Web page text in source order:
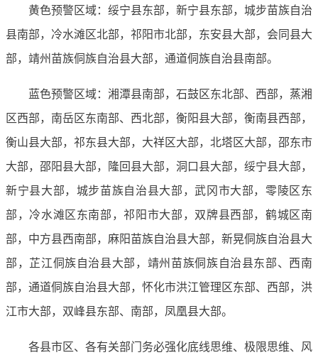
黄色预警区域：绥宁县东部，新宁县东部，城步苗族自治
县南部，冷水滩区北部，祁阳市北部，东安县大部，会同县大
部，靖州苗族侗族自治县大部，通道侗族自治县南部。
蓝色预警区域：湘潭县南部，石鼓区东北部、西部，蒸湘
区西部，南岳区东南部、西北部，衡阳县大部，衡南县西部，
衡山县大部，祁东县大部，大祥区大部，北塔区大部，邵东市
大部，邵阳县大部，隆回县大部，洞口县大部，绥宁县大部，
新宁县大部，城步苗族自治县大部，武冈市大部，零陵区东
部，冷水滩区东南部，祁阳市大部，双牌县西部，鹤城区南
部，中方县西南部，麻阳苗族自治县大部，新晃侗族自治县大
部，芷江侗族自治县大部，靖州苗族侗族自治县东部、西南
部，通道侗族自治县大部，怀化市洪江管理区东部、西部，洪
江市大部，双峰县东部、南部，凤凰县大部。
各县市区、各有关部门务必强化底线思维、极限思维、风